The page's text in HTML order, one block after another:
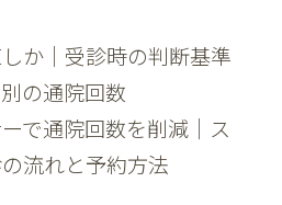
か｜受診時の判断基準
の通院回数
で通院回数を削減｜ス
流れと予約方法